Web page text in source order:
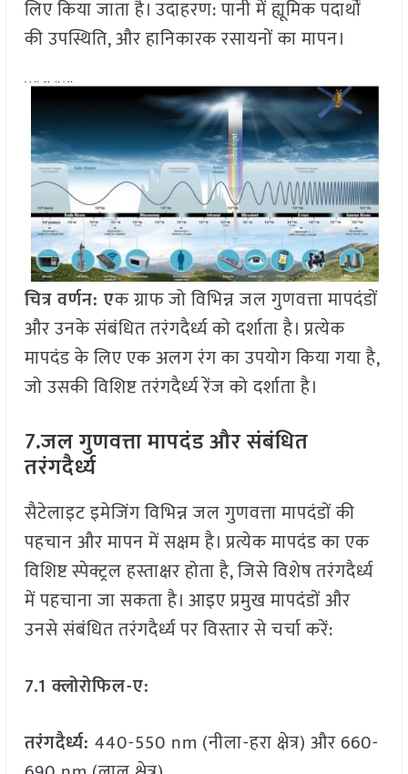
लिए किया जाता है। उदाहरण: पानी में ह्यूमिक पदार्थों
की उपस्थिति, और हानिकारक रसायनों का मापन।
चित्र वर्णन: एक ग्राफ जो विभिन्न जल गुणवत्ता मापदंडों
और उनके संबंधित तरंगदैर्ध्य को दर्शाता है। प्रत्येक
मापदंड के लिए एक अलग रंग का उपयोग किया गया है,
जो उसकी विशिष्ट तरंगदैर्ध्य रेंज को दर्शाता है।
7.जल गुणवत्ता मापदंड और संबंधित
तरंगदैर्ध्य
सैटेलाइट इमेजिंग विभिन्न जल गुणवत्ता मापदंडों की
पहचान और मापन में सक्षम है। प्रत्येक मापदंड का एक
विशिष्ट स्पेक्ट्रल हस्ताक्षर होता है, जिसे विशेष तरंगदैर्ध्य
में पहचाना जा सकता है। आइए प्रमुख मापदंडों और
उनसे संबंधित तरंगदैर्ध्य पर विस्तार से चर्चा करें:
7.1 क्लोरोफिल-ए:
तरंगदैर्ध्य: 440-550 nm (नीला-हरा क्षेत्र) और 660-